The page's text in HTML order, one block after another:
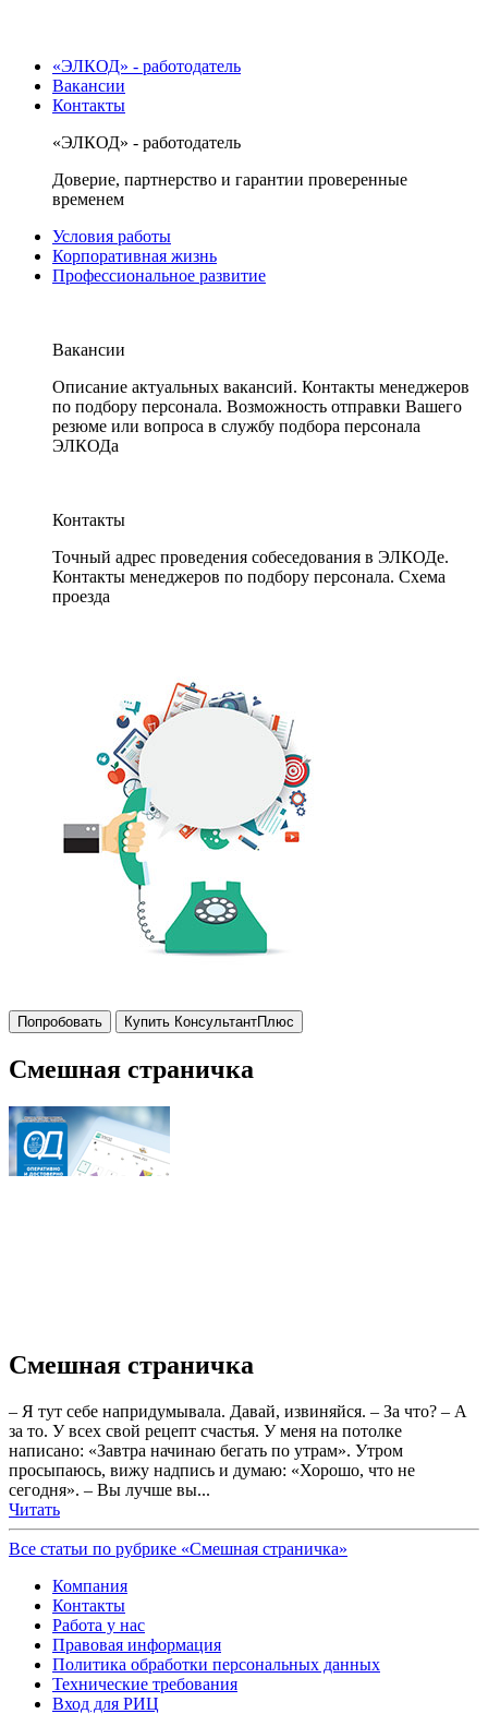
«ЭЛКОД» - работодатель
Вакансии
Контакты
«ЭЛКОД» - работодатель
Доверие, партнерство и гарантии проверенные
временем
Условия работы
Корпоративная жизнь
Профессиональное развитие
Вакансии
Описание актуальных вакансий. Контакты менеджеров
по подбору персонала. Возможность отправки Вашего
резюме или вопроса в службу подбора персонала
ЭЛКОДа
Контакты
Точный адрес проведения собеседования в ЭЛКОДе.
Контакты менеджеров по подбору персонала. Схема
проезда
Попробовать Купить КонсультантПлюс
Смешная страничка
Смешная страничка
– Я тут себе напридумывала. Давай, извиняйся. – За что? – А
за то. У всех свой рецепт счастья. У меня на потолке
написано: «Завтра начинаю бегать по утрам». Утром
просыпаюсь, вижу надпись и думаю: «Хорошо, что не
сегодня». – Вы лучше вы...
Читать
Все статьи по рубрике «Смешная страничка»
Компания
Контакты
Работа у нас
Правовая информация
Политика обработки персональных данных
Технические требования
Вход для РИЦ